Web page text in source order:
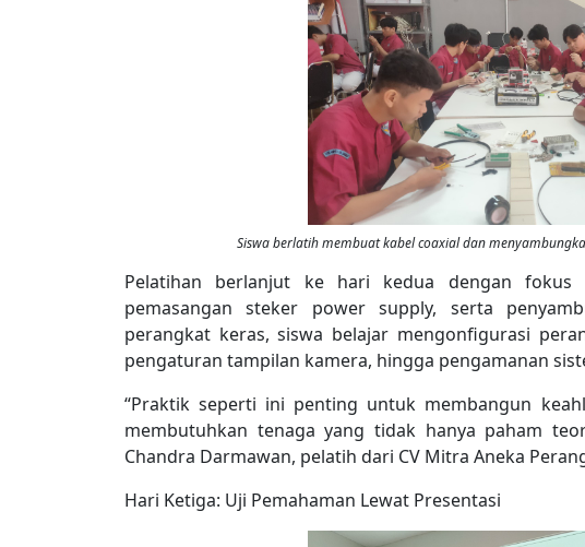
Siswa berlatih membuat kabel coaxial dan
Pelatihan berlanjut ke hari kedua dengan fokus
pemasangan steker power supply, serta
perangkat keras, siswa belajar mengonfigurasi
pengaturan tampilan kamera, hingga pengamanan
“Praktik seperti ini penting untuk membangun
membutuhkan tenaga yang tidak hanya paham
Chandra Darmawan, pelatih dari CV Mitra Aneka
Hari Ketiga: Uji Pemahaman Lewat Presentasi